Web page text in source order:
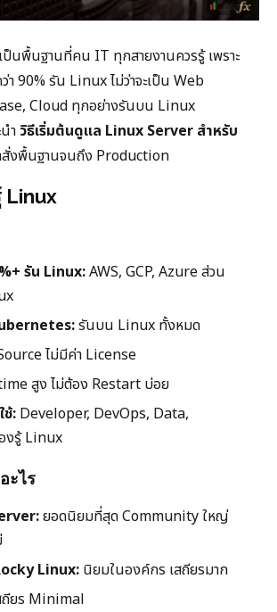
นพื้นฐานที่คน IT ทุกสายงานควรรู้ เพราะ
า 90% รัน Linux ไม่ว่าจะเป็น Web
Cloud ทุกอย่างรันบน Linux
ำ วิธีเริ่มต้นดูแล Linux Server สำหรับ
งพื้นฐานจนถึง Production
Linux
รัน Linux:AWS, GCP, Azure ส่วน
รันบน Linux ทั้งหมด
ไม่มีค่า License
สูง ไม่ต้อง Restart บ่อย
ช้: Developer, DevOps, Data,
งรู้ Linux
ะไร
ยอดนิยมที่สุด Community ใหญ่
Linux: นิยมในองค์กร เสถียรมาก
ถียร Minimal